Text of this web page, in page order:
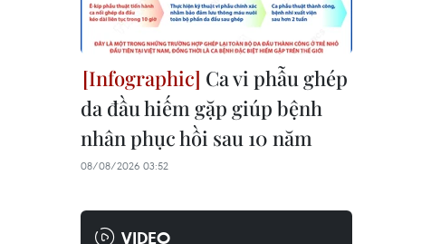
Ca vi phẫu ghép
da đầu hiếm gặp giúp bệnh
nhân phục hồi sau 10 năm
08/08/2026 03:52
VIDEO